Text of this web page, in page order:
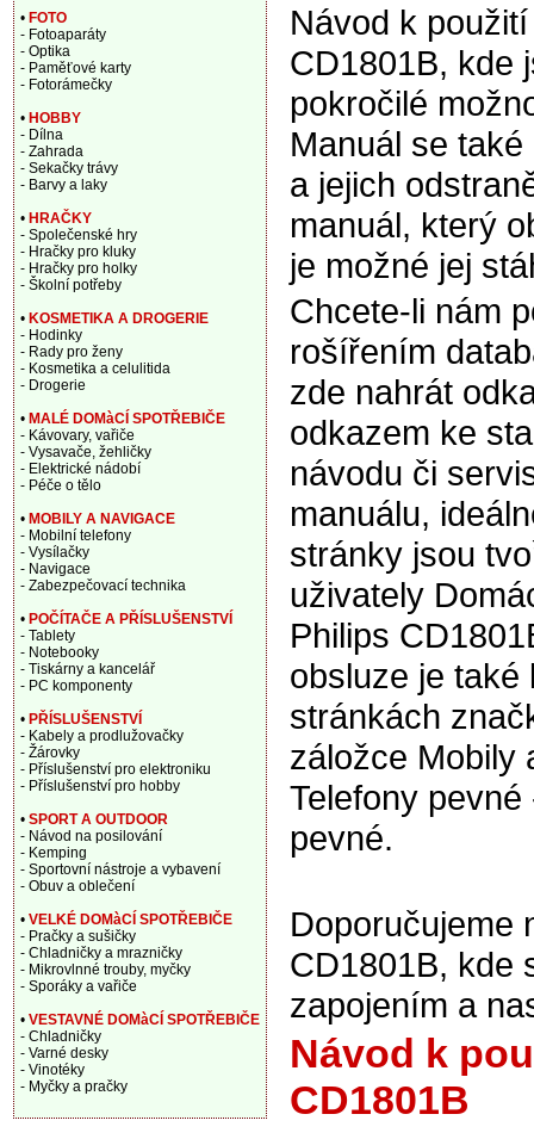
Návod k
CD1801B, kde
pokročilé
Manuál se
a jejich
manuál, který
je možné jej
Chcete-li nám
rošířením
zde nahrát
odkazem ke
návodu či
manuálu,
stránky jsou
uživately
Philips
obsluze je také
stránkách
záložce Mobily
Telefony pevné
pevné.
Doporučujeme
CD1801B, kde
zapojením a
Návod k
CD1801B
• FOTO
- Fotoaparáty
- Optika
- Paměťové karty
- Fotorámečky
• HOBBY
- Dílna
- Zahrada
- Sekačky trávy
- Barvy a laky
• HRAČKY
- Společenské hry
- Hračky pro kluky
- Hračky pro holky
- Školní potřeby
• KOSMETIKA A DROGERIE
- Hodinky
- Rady pro ženy
- Kosmetika a celulitida
- Drogerie
• MALÉ DOMàCÍ SPOTŘEBIČE
- Kávovary, vařiče
- Vysavače, žehličky
- Elektrické nádobí
- Péče o tělo
• MOBILY A NAVIGACE
- Mobilní telefony
- Vysílačky
- Navigace
- Zabezpečovací technika
• POČÍTAČE A PŘÍSLUŠENSTVÍ
- Tablety
- Notebooky
- Tiskárny a kancelář
- PC komponenty
• PŘÍSLUŠENSTVÍ
- Kabely a prodlužovačky
- Žárovky
- Příslušenství pro elektroniku
- Příslušenství pro hobby
• SPORT A OUTDOOR
- Návod na posilování
- Kemping
- Sportovní nástroje a vybavení
- Obuv a oblečení
• VELKÉ DOMàCÍ SPOTŘEBIČE
- Pračky a sušičky
- Chladničky a mrazničky
- Mikrovlnné trouby, myčky
- Sporáky a vařiče
• VESTAVNÉ DOMàCÍ SPOTŘEBIČE
- Chladničky
- Varné desky
- Vinotéky
- Myčky a pračky